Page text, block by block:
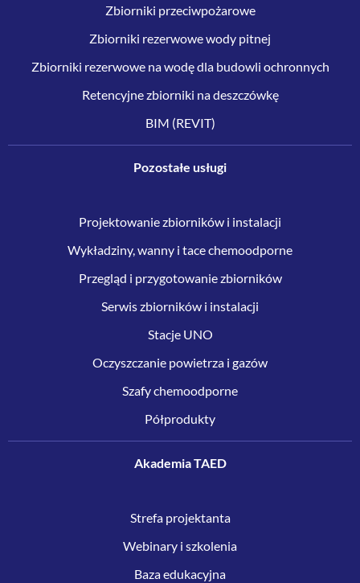
Zbiorniki przeciwpożarowe
Zbiorniki rezerwowe wody pitnej
Zbiorniki rezerwowe na wodę dla budowli ochronnych
Retencyjne zbiorniki na deszczówkę
BIM (REVIT)
Pozostałe usługi
Projektowanie zbiorników i instalacji
Wykładziny, wanny i tace chemoodporne
Przegląd i przygotowanie zbiorników
Serwis zbiorników i instalacji
Stacje UNO
Oczyszczanie powietrza i gazów
Szafy chemoodporne
Półprodukty
Akademia TAED
Strefa projektanta
Webinary i szkolenia
Baza edukacyjna